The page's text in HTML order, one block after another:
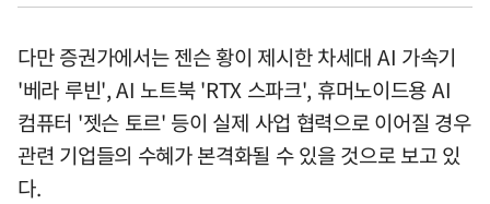
다만 증권가에서는 젠슨 황이 제시한 차세대 AI 가속기
'베라 루빈', AI 노트북 'RTX 스파크', 휴머노이드용 AI
컴퓨터 '젯슨 토르' 등이 실제 사업 협력으로 이어질 경우
관련 기업들의 수혜가 본격화될 수 있을 것으로 보고 있
다.